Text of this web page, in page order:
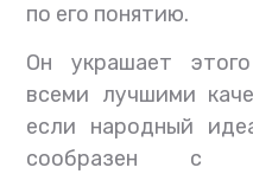
по его понятию.
Он украшает
всеми лучшими
если народный
сообразен с